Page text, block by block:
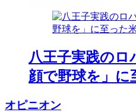
八王子実践の
顔で野球を」に
オピニオン